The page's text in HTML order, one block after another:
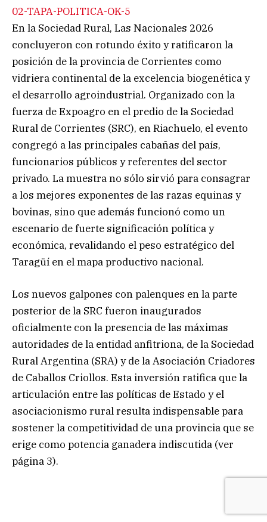
02-TAPA-POLITICA-OK-5
En la Sociedad Rural, Las Nacionales 2026
concluyeron con rotundo éxito y ratificaron la
posición de la provincia de Corrientes como
vidriera continental de la excelencia biogenética y
el desarrollo agroindustrial. Organizado con la
fuerza de Expoagro en el predio de la Sociedad
Rural de Corrientes (SRC), en Riachuelo, el evento
congregó a las principales cabañas del país,
funcionarios públicos y referentes del sector
privado. La muestra no sólo sirvió para consagrar
a los mejores exponentes de las razas equinas y
bovinas, sino que además funcionó como un
escenario de fuerte significación política y
económica, revalidando el peso estratégico del
Taragüí en el mapa productivo nacional.
Los nuevos galpones con palenques en la parte
posterior de la SRC fueron inaugurados
oficialmente con la presencia de las máximas
autoridades de la entidad anfitriona, de la Sociedad
Rural Argentina (SRA) y de la Asociación Criadores
de Caballos Criollos. Esta inversión ratifica que la
articulación entre las políticas de Estado y el
asociacionismo rural resulta indispensable para
sostener la competitividad de una provincia que se
erige como potencia ganadera indiscutida (ver
página 3).